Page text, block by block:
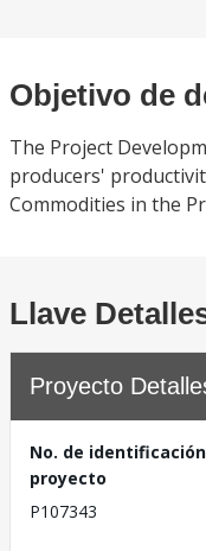
Objetivo de
The Project
producers'
Commodities in the
Llave
Proyecto
No. de
proyecto
P107343